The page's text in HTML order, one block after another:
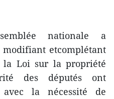
nationale a
etcomplétant
la Loi sur la propriété
des députés ont
la nécessité de